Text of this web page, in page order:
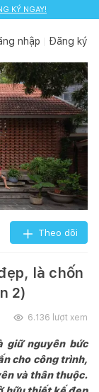
KÝ NGAY!
nhập Đăng ký
Theo dõi
là chốn
2)
6.136 lượt xem
giữ nguyên bức
cho công trình,
và thân thuộc.